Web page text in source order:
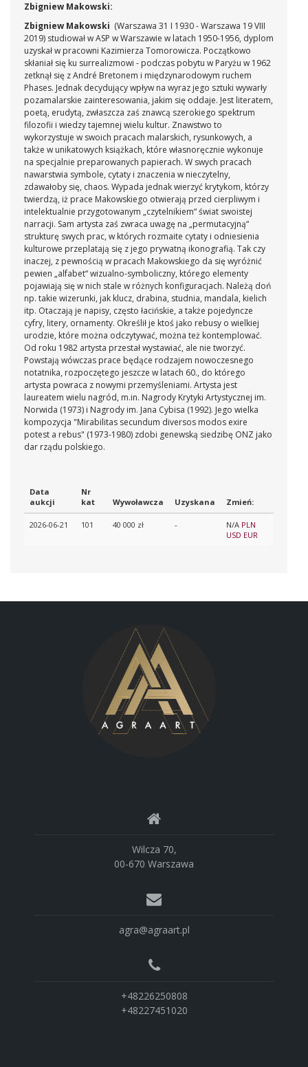
religijnych i trwałych związkach), albo też osobę bliską. (...) Malarz
próbuje dotrzeć do archetypu, poza czasowego wzoru opartego
na wielu wizerunkach. Wzrasta sensualizm obrazu i zmysłowe
wręcz odczucie barwy, żywej, radosnej, wyrafinowanej.(Krystyna
Bartnik, Zbigniew Makowski, Wrocław 2008, s. 11)
Zbigniew Makowski:
Zbigniew Makowski (Warszawa 31 I 1930 - Warszawa 19 VIII
2019) studiował w ASP w Warszawie w latach 1950-1956, dyplom
uzyskał w pracowni Kazimierza Tomorowicza. Początkowo
skłaniał się ku surrealizmowi - podczas pobytu w Paryżu w 1962
zetknął się z André Bretonem i międzynarodowym ruchem
Phases. Jednak decydujący wpływ na wyraz jego sztuki wywarły
pozamalarskie zainteresowania, jakim się oddaje. Jest literatem,
poetą, erudytą, zwłaszcza zaś znawcą szerokiego spektrum
filozofii i wiedzy tajemnej wielu kultur. Znawstwo to
wykorzystuje w swoich pracach malarskich, rysunkowych, a
także w unikatowych książkach, które własnoręcznie wykonuje
na specjalnie preparowanych papierach. W swych pracach
nawarstwia symbole, cytaty i znaczenia w nieczytelny,
zdawałoby się, chaos. Wypada jednak wierzyć krytykom, którzy
twierdzą, iż prace Makowskiego otwierają przed cierpliwym i
intelektualnie przygotowanym „czytelnikiem“ świat swoistej
narracji. Sam artysta zaś zwraca uwagę na „permutacyjną“
strukturę swych prac, w których rozmaite cytaty i odniesienia
kulturowe przeplatają się z jego prywatną ikonografią. Tak czy
inaczej, z pewnością w pracach Makowskiego da się wyróżnić
pewien „alfabet“ wizualno-symboliczny, którego elementy
pojawiają się w nich stale w różnych konfiguracjach. Należą doń
np. takie wizerunki, jak klucz, drabina, studnia, mandala, kielich
itp. Otaczają je napisy, często łacińskie, a także pojedyncze
cyfry, litery, ornamenty. Określił je ktoś jako rebusy o wielkiej
urodzie, które można odczytywać, można też kontemplować.
Od roku 1982 artysta przestał wystawiać, ale nie tworzyć.
Powstają wówczas prace będące rodzajem nowoczesnego
notatnika, rozpoczętego jeszcze w latach 60., do którego
artysta powraca z nowymi przemyśleniami. Artysta jest
laureatem wielu nagród, m.in. Nagrody Krytyki Artystycznej im.
Norwida (1973) i Nagrody im. Jana Cybisa (1992). Jego wielka
kompozycja "Mirabilitas secundum diversos modos exire
potest a rebus" (1973-1980) zdobi genewską siedzibę ONZ jako
dar rządu polskiego.
Data
aukcji
Nr
kat
Wywoławcza Uzyskana Zmień:
2026-06-21 101 40 000 zł - N/A PLN
USD EUR
Wilcza 70,
00-670 Warszawa
agra@agraart.pl
+48226250808
+48227451020